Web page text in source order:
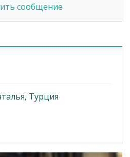
сообщение
Турция